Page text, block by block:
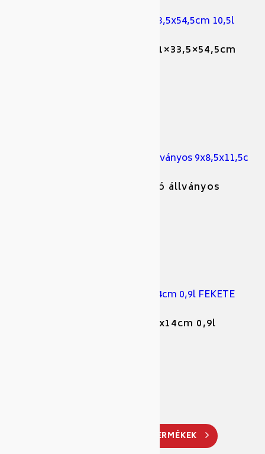
APS rm. forró italadagoló 31×33,5×54,5cm
APS só-, bors-, fogvájótartó állványos
APS PP asztali szemetes 11x14cm 0,9l
TOVÁBBI HASONLÓ TERMÉKEK